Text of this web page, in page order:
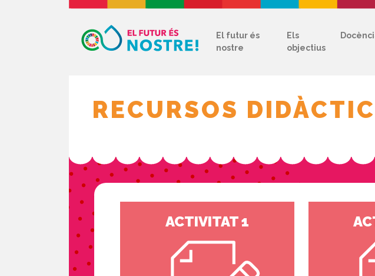
El futur és
nostre
Els
objectius
RECURSOS
ACTIVITAT 1